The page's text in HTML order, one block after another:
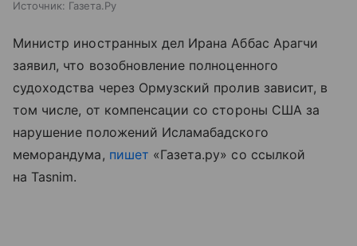
Источник: Газета.Ру
Министр иностранных дел Ирана Аббас Арагчи
заявил, что возобновление полноценного
судоходства через Ормузский пролив зависит, в
том числе, от компенсации со стороны США за
нарушение положений Исламабадского
меморандума, пишет «Газета.ру» со ссылкой
на Tasnim.